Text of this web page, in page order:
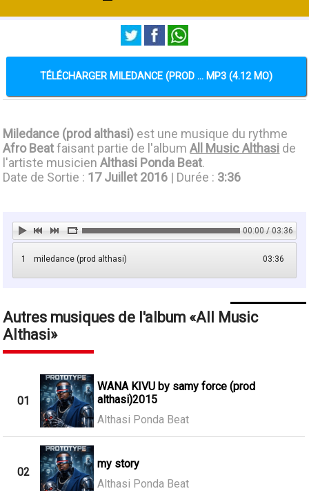
TÉLÉCHARGER MILEDANCE (PROD ... MP3 (4.12 MO)
Miledance (prod althasi) est une musique du rythme
Afro Beatfaisant partie de l'albumAll Music Althasi de
l'artiste musicienAlthasi Ponda Beat.
Date de Sortie : 17 Juillet 2016 | Durée : 3:36
00:00 / 03:36
1 03:36
miledance (prod althasi)
Autres musiques de l'album
All Music
Althasi
01
WANA KIVU by samy force (prod
althasi)2015
Althasi Ponda Beat
02
my story
Althasi Ponda Beat